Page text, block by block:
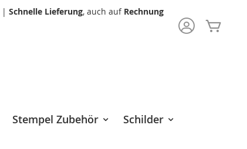
| Schnelle Lieferung, auch auf Rechnung
Stempel Zubehör Schilder